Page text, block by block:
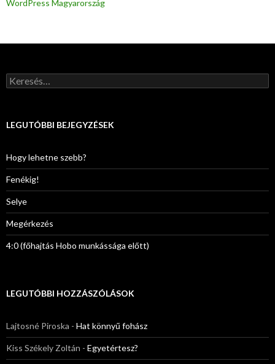
WordPress Magyarország
K
e
s
:
LEGUTÓBBI BEJEGYZÉSEK
Hogy lehetne szebb?
Fenékig!
Selye
Megérkezés
4:0 (főhajtás Hobo munkássága előtt)
LEGUTÓBBI HOZZÁSZÓLÁSOK
Lajtosné Piroska - Hat könnyű fohász
Kiss Székely Zoltán - Egyetértesz?